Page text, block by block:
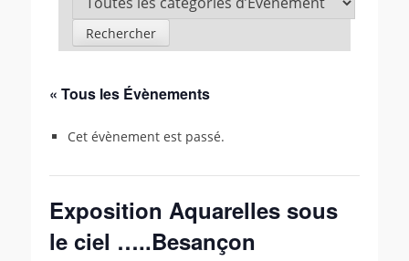
« Tous les Évènements
Cet évènement est passé.
Exposition Aquarelles sous
le ciel …..Besançon